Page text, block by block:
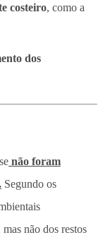
costeiro, como a
dos
não foram
Segundo os
não dos restos